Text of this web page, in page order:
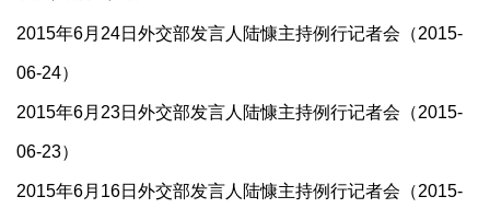
2015年6月24日外交部发言人陆慷主持例行记者会（2015-
06-24）
2015年6月23日外交部发言人陆慷主持例行记者会（2015-
06-23）
2015年6月16日外交部发言人陆慷主持例行记者会（2015-